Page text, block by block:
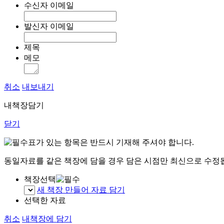
수신자 이메일
발신자 이메일
제목
메모
취소 내보내기
내책장담기
닫기
표가 있는 항목은 반드시 기재해 주셔야 합니다.
동일자료를 같은 책장에 담을 경우 담은 시점만 최신으로 수정
책장선택
새 책장 만들어 자료 담기
선택한 자료
취소 내책장에 담기